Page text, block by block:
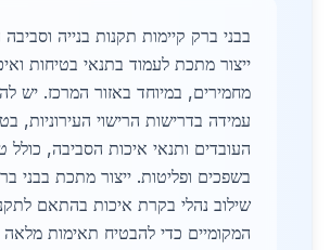
בבני ברק קיימות תקנות בנייה וסביבה
ייצור מתכת לעמוד בתנאי בטיחות
מחמירים, במיוחד באזור המרכז. יש
עמידה בדרישות הרישוי העירוניות,
העובדים ותנאי איכות הסביבה, כולל
בשפכים ופליטות. ייצור מתכת בבני
שילוב נהלי בקרת איכות בהתאם
המקומיים כדי להבטיח תאימות מלאה